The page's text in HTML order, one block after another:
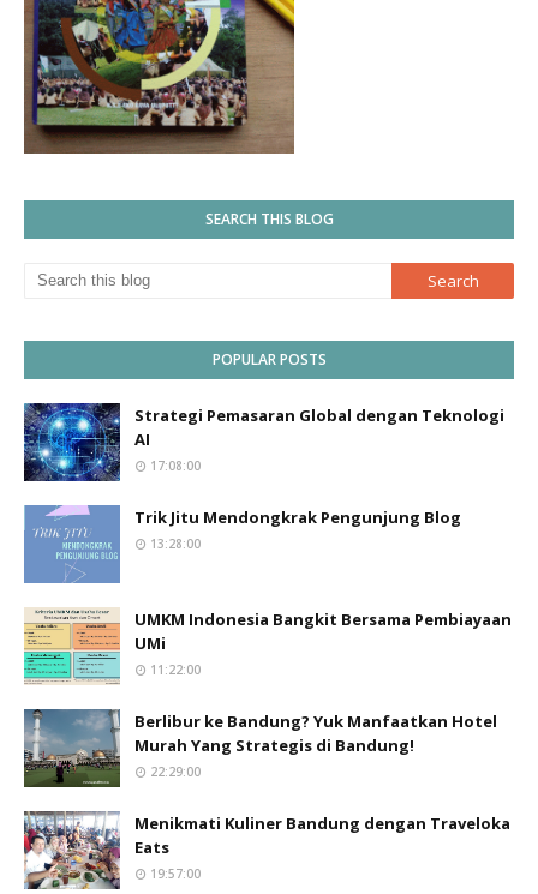
SEARCH THIS BLOG
POPULAR POSTS
Strategi Pemasaran Global dengan Teknologi
AI
17:08:00
Trik Jitu Mendongkrak Pengunjung Blog
13:28:00
UMKM Indonesia Bangkit Bersama Pembiayaan
UMi
11:22:00
Berlibur ke Bandung? Yuk Manfaatkan Hotel
Murah Yang Strategis di Bandung!
22:29:00
Menikmati Kuliner Bandung dengan Traveloka
Eats
19:57:00